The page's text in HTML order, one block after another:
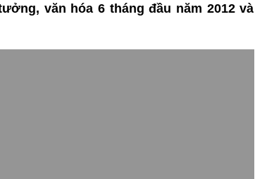
văn hóa 6 tháng đầu năm 2012 và